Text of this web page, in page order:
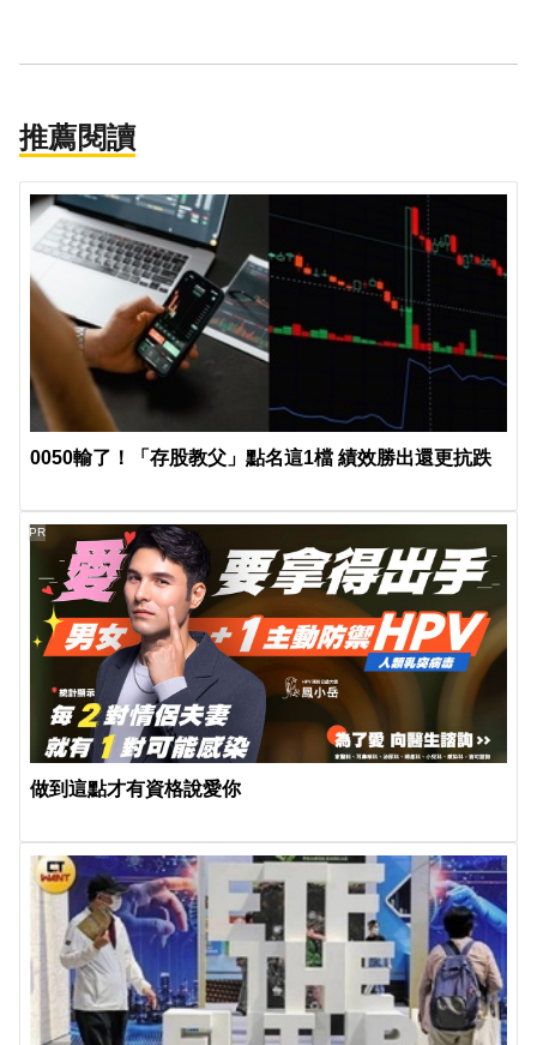
推薦閱讀
0050輸了！「存股教父」點名這1檔 績效勝出還更抗跌
做到這點才有資格說愛你
PR